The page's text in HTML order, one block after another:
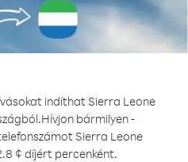
indíthat Sierra Leone
Hívjon bármilyen -
Sierra Leone
¢ díjért percenként.